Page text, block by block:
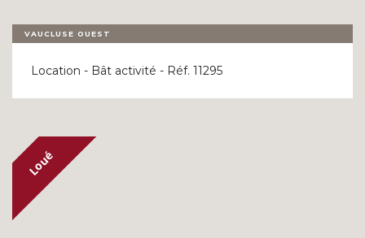
VAUCLUSE OUEST
Location - Bât activité - Réf. 11295